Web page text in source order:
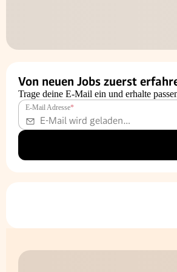
Von neuen Jobs zuerst
Trage deine E-Mail ein und erhalte
E-Mail Adresse*